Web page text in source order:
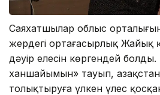
Саяхатшылар облыс
жердегі ортағасырлық Жайық
дәуір елесін көргендей
ханшайымын» тауып,
толықтыруға үлкен үлес